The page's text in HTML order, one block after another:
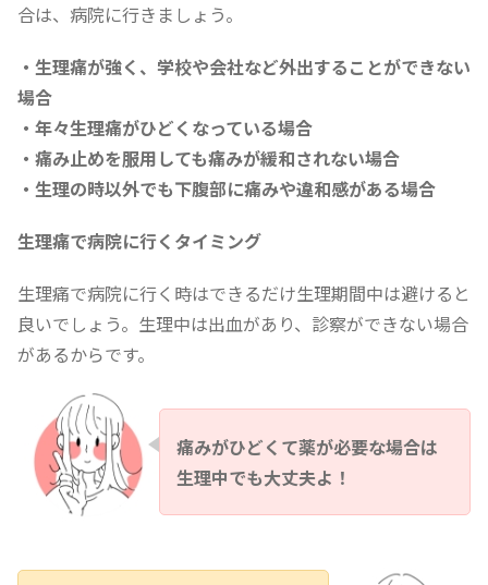
合は、病院に行きましょう。
・生理痛が強く、学校や会社など外出することができない
場合
・年々生理痛がひどくなっている場合
・痛み止めを服用しても痛みが緩和されない場合
・生理の時以外でも下腹部に痛みや違和感がある場合
生理痛で病院に行くタイミング
生理痛で病院に行く時はできるだけ生理期間中は避けると
良いでしょう。生理中は出血があり、診察ができない場合
があるからです。
痛みがひどくて薬が必要な場合は
生理中でも大丈夫よ！